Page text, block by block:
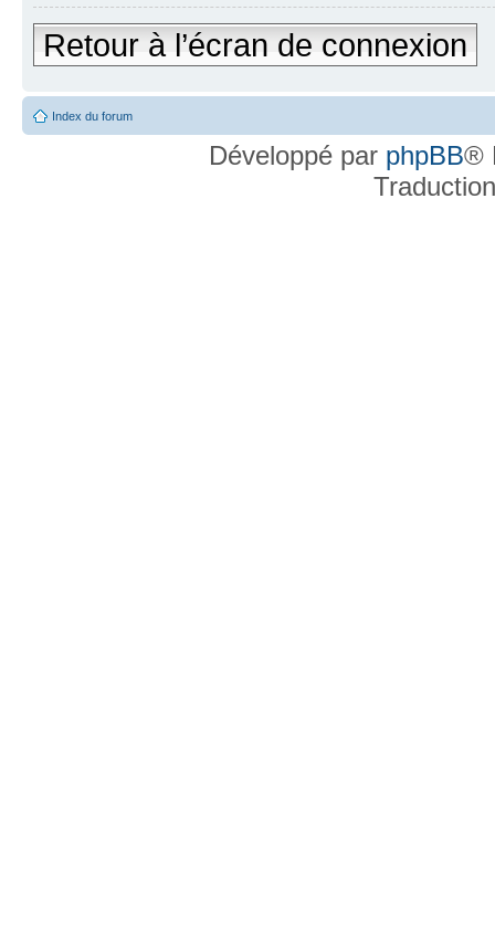
Retour à l’écran de connexion
Index du forum
Développé par phpBB®